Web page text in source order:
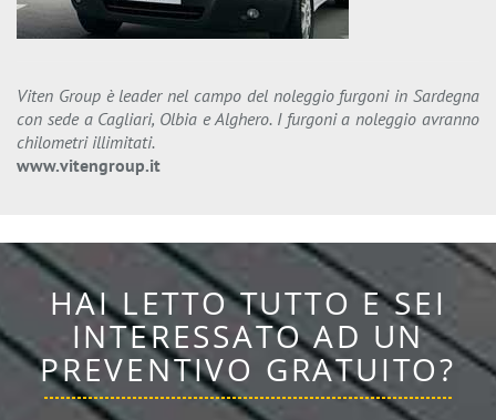
Viten Group è leader nel campo del noleggio furgoni in Sardegna
con sede a Cagliari, Olbia e Alghero. I furgoni a noleggio avranno
chilometri illimitati.
www.vitengroup.it
HAI LETTO TUTTO E SEI
INTERESSATO AD UN
PREVENTIVO GRATUITO?